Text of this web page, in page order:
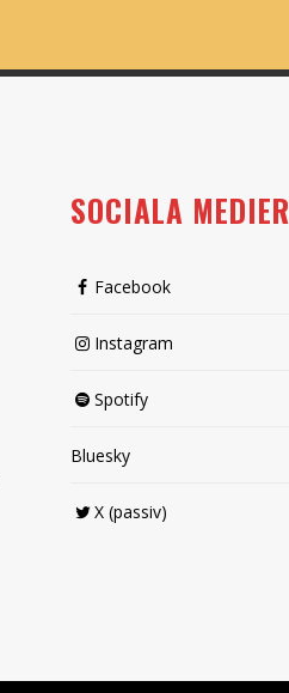
SOCIALA MEDIER
Facebook
Instagram
Spotify
Bluesky
X (passiv)